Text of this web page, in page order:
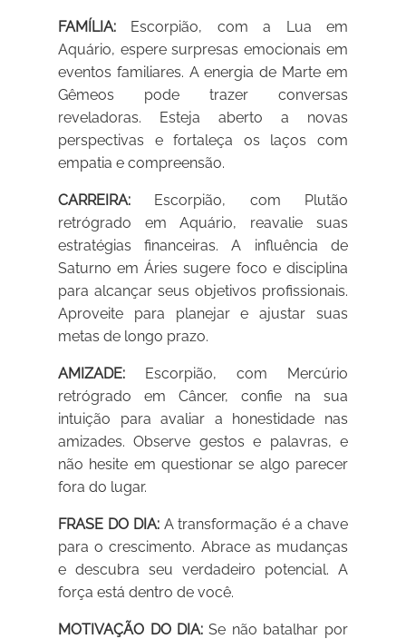
FAMÍLIA: Escorpião, com a Lua em
Aquário, espere surpresas emocionais em
eventos familiares. A energia de Marte em
Gêmeos pode trazer conversas
reveladoras. Esteja aberto a novas
perspectivas e fortaleça os laços com
empatia e compreensão.
CARREIRA: Escorpião, com Plutão
retrógrado em Aquário, reavalie suas
estratégias financeiras. A influência de
Saturno em Áries sugere foco e disciplina
para alcançar seus objetivos profissionais.
Aproveite para planejar e ajustar suas
metas de longo prazo.
AMIZADE: Escorpião, com Mercúrio
retrógrado em Câncer, confie na sua
intuição para avaliar a honestidade nas
amizades. Observe gestos e palavras, e
não hesite em questionar se algo parecer
fora do lugar.
FRASE DO DIA:A transformação é a chave
para o crescimento. Abrace as mudanças
e descubra seu verdadeiro potencial. A
força está dentro de você.
MOTIVAÇÃO DO DIA: Se não batalhar por